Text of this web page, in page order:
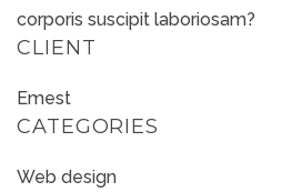
corporis suscipit laboriosam?
CLIENT
Emest
CATEGORIES
Web design